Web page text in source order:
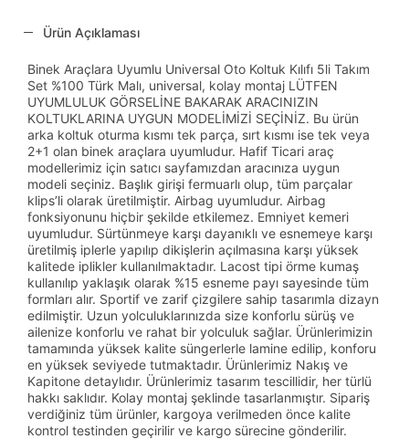
Ürün Açıklaması
Binek Araçlara Uyumlu Universal Oto Koltuk Kılıfı 5li Takım
Set %100 Türk Malı, universal, kolay montaj LÜTFEN
UYUMLULUK GÖRSELİNE BAKARAK ARACINIZIN
KOLTUKLARINA UYGUN MODELİMİZİ SEÇİNİZ. Bu ürün
arka koltuk oturma kısmı tek parça, sırt kısmı ise tek veya
2+1 olan binek araçlara uyumludur. Hafif Ticari araç
modellerimiz için satıcı sayfamızdan aracınıza uygun
modeli seçiniz. Başlık girişi fermuarlı olup, tüm parçalar
klips’li olarak üretilmiştir. Airbag uyumludur. Airbag
fonksiyonunu hiçbir şekilde etkilemez. Emniyet kemeri
uyumludur. Sürtünmeye karşı dayanıklı ve esnemeye karşı
üretilmiş iplerle yapılıp dikişlerin açılmasına karşı yüksek
kalitede iplikler kullanılmaktadır. Lacost tipi örme kumaş
kullanılıp yaklaşık olarak %15 esneme payı sayesinde tüm
formları alır. Sportif ve zarif çizgilere sahip tasarımla dizayn
edilmiştir. Uzun yolculuklarınızda size konforlu sürüş ve
ailenize konforlu ve rahat bir yolculuk sağlar. Ürünlerimizin
tamamında yüksek kalite süngerlerle lamine edilip, konforu
en yüksek seviyede tutmaktadır. Ürünlerimiz Nakış ve
Kapitone detaylıdır. Ürünlerimiz tasarım tescillidir, her türlü
hakkı saklıdır. Kolay montaj şeklinde tasarlanmıştır. Sipariş
verdiğiniz tüm ürünler, kargoya verilmeden önce kalite
kontrol testinden geçirilir ve kargo sürecine gönderilir.